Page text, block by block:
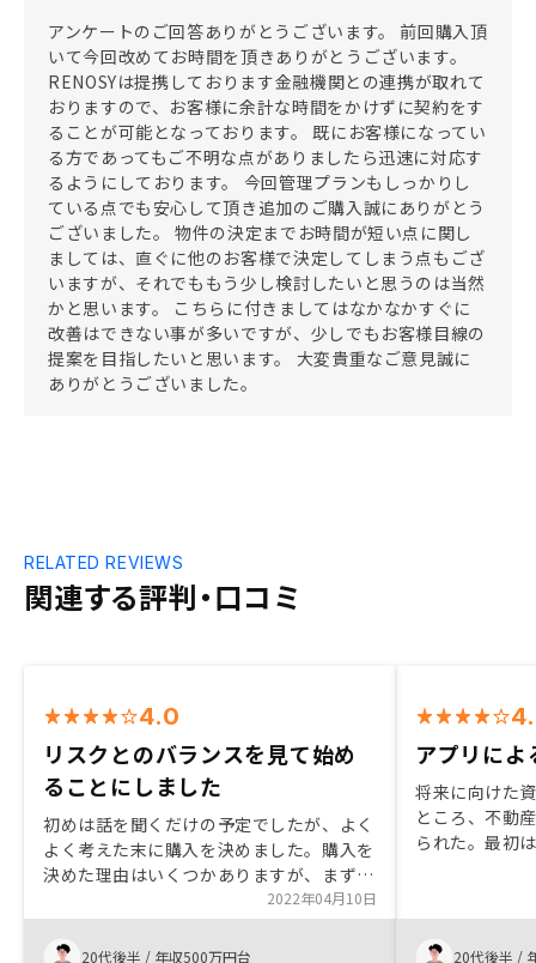
アンケートのご回答ありがとうございます。 前回購入頂
いて今回改めてお時間を頂きありがとうございます。
RENOSYは提携しております金融機関との連携が取れて
おりますので、お客様に余計な時間をかけずに契約をす
ることが可能となっております。 既にお客様になってい
る方であってもご不明な点がありましたら迅速に対応す
るようにしております。 今回管理プランもしっかりし
ている点でも安心して頂き追加のご購入誠にありがとう
ございました。 物件の決定までお時間が短い点に関し
ましては、直ぐに他のお客様で決定してしまう点もござ
いますが、それでももう少し検討したいと思うのは当然
かと思います。 こちらに付きましてはなかなかすぐに
改善はできない事が多いですが、少しでもお客様目線の
提案を目指したいと思います。 大変貴重なご意見誠に
ありがとうございました。
関連する評判・口コミ
RELATED REVIEWS
4.0
リスクとのバランスを見て始め
ることにしました
初めは話を聞くだけの予定でしたが、よく
よく考えた末に購入を決めました。購入を
決めた理由はいくつかありますが、まずは
リスクヘッジがきちんとされている点で
す。不動産のラインナップもどれも金融機
関の与信を通過するために厳正されている
2022年04月10日
20代後半 / 年収500万円台
アプリに
将来に向けた
ところ、不動
られた。最初
ットの点につ
システムなど
20代後半 /